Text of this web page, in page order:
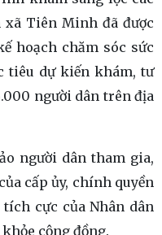
xã Tiên Minh đã được
hoạch chăm sóc sức
tiêu dự kiến khám, tư
người dân trên địa
người dân tham gia,
cấp ủy, chính quyền
cực của Nhân dân
cộng đồng.